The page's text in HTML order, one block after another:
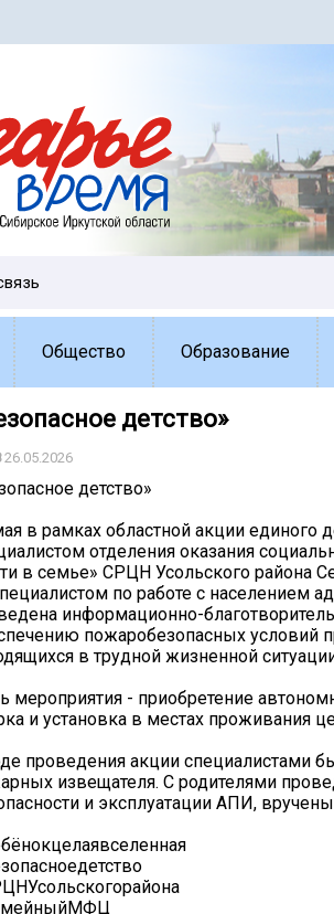
Общество Образование
детство»
26.05.2026
детство»
в рамках областной акции единого
отделения оказания
в семье» СРЦН Усольского района
по работе с населением
информационно-
пожаробезопасных условий
в трудной жизненной
мероприятия - приобретение
и установка в местах проживания
проведения акции специалистами
извещателя. С родителями
и эксплуатации АПИ,